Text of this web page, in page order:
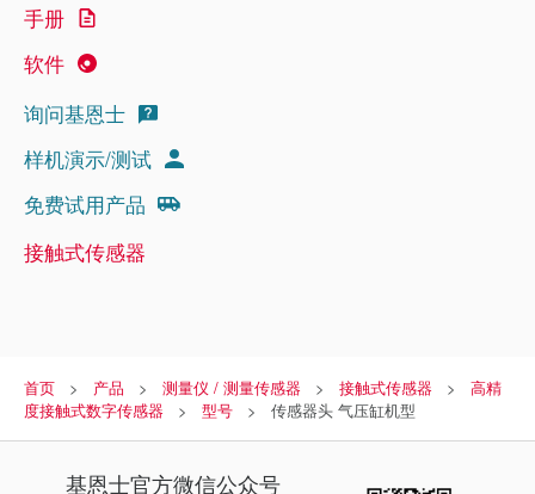
手册
软件
询问基恩士
样机演示/测试
免费试用产品
接触式传感器
首页 产品 测量仪 / 测量传感器 接触式传感器
高精
度接触式数字传感器
型号 传感器头 气压缸机型
基恩士官方微信公众号